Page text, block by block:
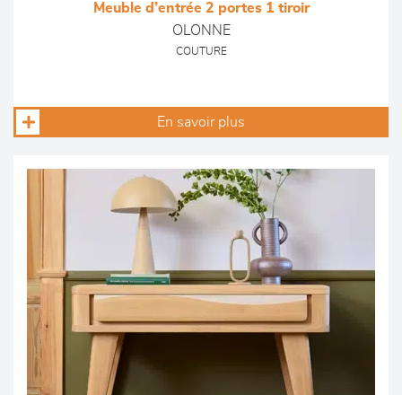
Meuble d’entrée 2 portes 1 tiroir
OLONNE
COUTURE
En savoir plus